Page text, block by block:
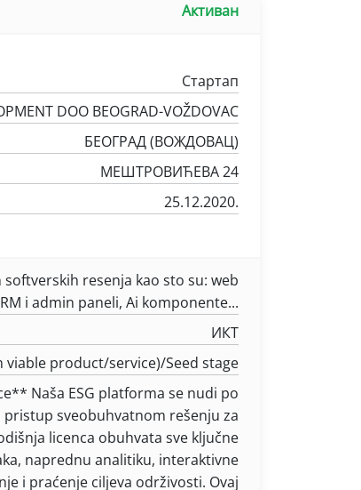
Активан
Стартап
DOO BEOGRAD-VOŽDOVAC
БЕОГРАД (ВОЖДОВАЦ)
МЕШТРОВИЋЕВА 24
25.12.2020.
resenja kao sto su: web
i admin paneli, Ai komponente...
ИКТ
product/service)/Seed stage
Naša ESG platforma se nudi po
sveobuhvatnom rešenju za
licenca obuhvata sve ključne
naprednu analitiku, interaktivne
i praćenje ciljeva održivosti. Ovaj